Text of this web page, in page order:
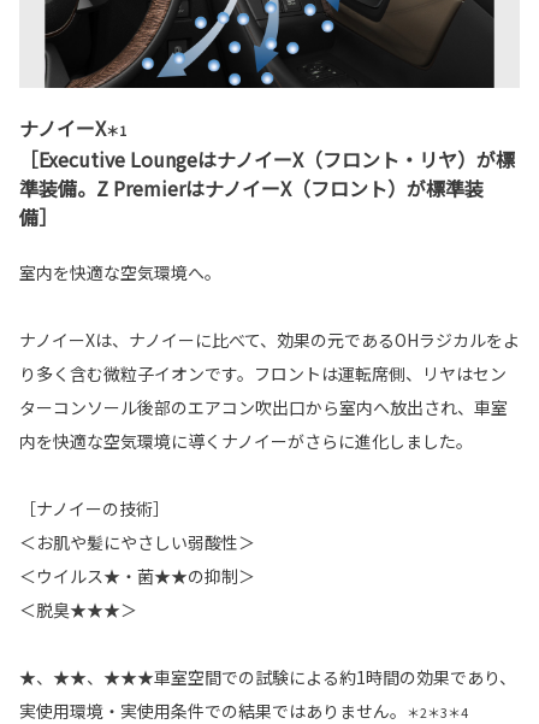
ナノイーX＊1
［Executive LoungeはナノイーX（フロント・リヤ）が標
準装備。Z PremierはナノイーX（フロント）が標準装
備］
室内を快適な空気環境へ。
ナノイーXは、ナノイーに比べて、効果の元であるOHラジカルをよ
り多く含む微粒子イオンです。フロントは運転席側、リヤはセン
ターコンソール後部のエアコン吹出口から室内へ放出され、車室
内を快適な空気環境に導くナノイーがさらに進化しました。
［ナノイーの技術］
＜お肌や髪にやさしい弱酸性＞
＜ウイルス★・菌★★の抑制＞
＜脱臭★★★＞
★、★★、★★★車室空間での試験による約1時間の効果であり、
実使用環境・実使用条件での結果ではありません。
＊2＊3＊4